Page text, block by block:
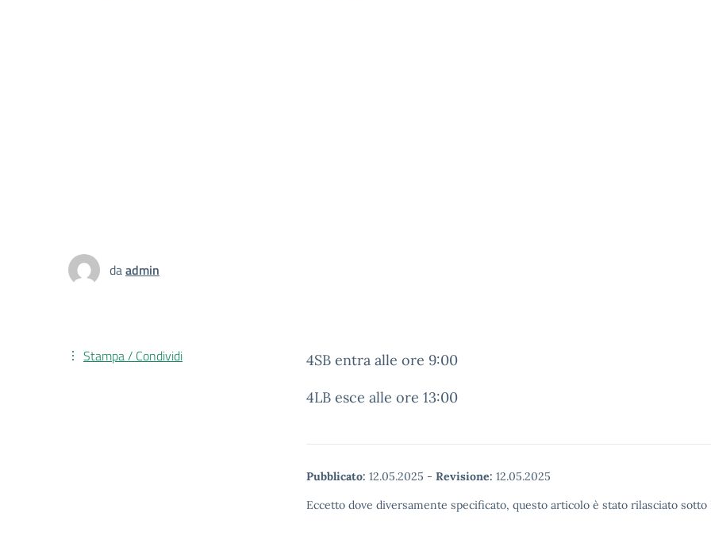
daadmin
4SB entra alle ore 9:00
4LB esce alle ore 13:00
Pubblicato: 12.05.2025 - Revisione: 12.05.2025
Eccetto dove diversamente specificato, questo articolo è stato rilasciato
Stampa / Condividi